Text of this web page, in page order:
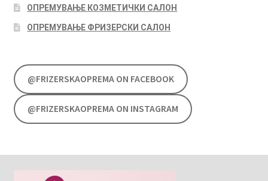
ОПРЕМУВАЊЕ КОЗМЕТИЧКИ САЛОН
ОПРЕМУВАЊЕ ФРИЗЕРСКИ САЛОН
@FRIZERSKAOPREMA ON FACEBOOK
@FRIZERSKAOPREMA ON INSTAGRAM